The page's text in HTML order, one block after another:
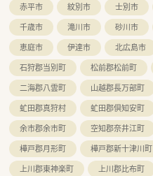
赤平市
紋別市 士別市
千歳市
滝川市 砂川市
恵庭市
伊達市 北広島市
石狩郡当別町
松前郡松前町
二海郡八雲町
山越郡長万部町
虻田郡真狩村
虻田郡倶知安町
余市郡余市町
空知郡奈井江町
樺戸郡月形町
樺戸郡新十津川町
上川郡東神楽町
上川郡比布町